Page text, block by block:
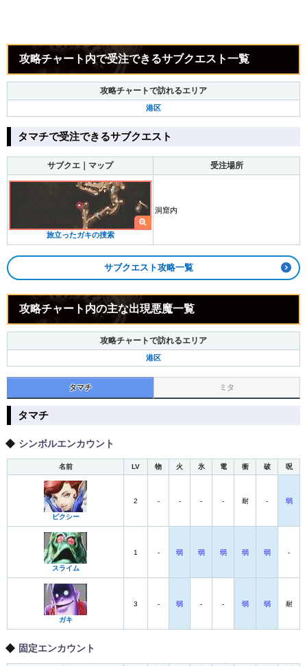
攻略チャート内で受注できるサブクエスト一覧
攻略チャートで訪れるエリア
港区
タマチで受注できるサブクエスト
サブクエ｜マップ 受注場所
旅立ったガキの捜索
洞窟内
サブクエスト攻略一覧
攻略チャート内の主な出現悪魔一覧
攻略チャートで訪れるエリア
港区
タマチ ミタ
タマチ
シンボルエンカウント
名前 LV 物 火 氷 電 衝 破 呪
ピクシー
2 - - - - 耐 - 弱
スライム
1 - 弱 弱 弱 弱 弱 -
ガキ
3 - 弱 - - 弱 弱 耐
固定エンカウント